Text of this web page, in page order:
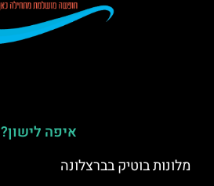
איפה לישון?
מלונות בוטיק בברצלונה